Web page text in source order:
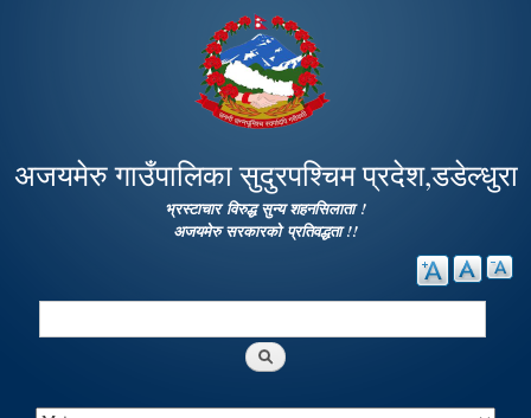
main
content
अजयमेरु गाउँपालिका सुदुरपश्चिम प्रदेश,डडेल्धुरा
भ्रस्टाचार विरुद्ध सुन्य शहनसिलाता !
अजयमेरु सरकारको प्रतिवद्धता !!
Search